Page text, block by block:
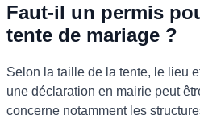
Faut-il un permis
tente de mariage ?
Selon la taille de la tente, le lieu
une déclaration en mairie peut
concerne notamment les